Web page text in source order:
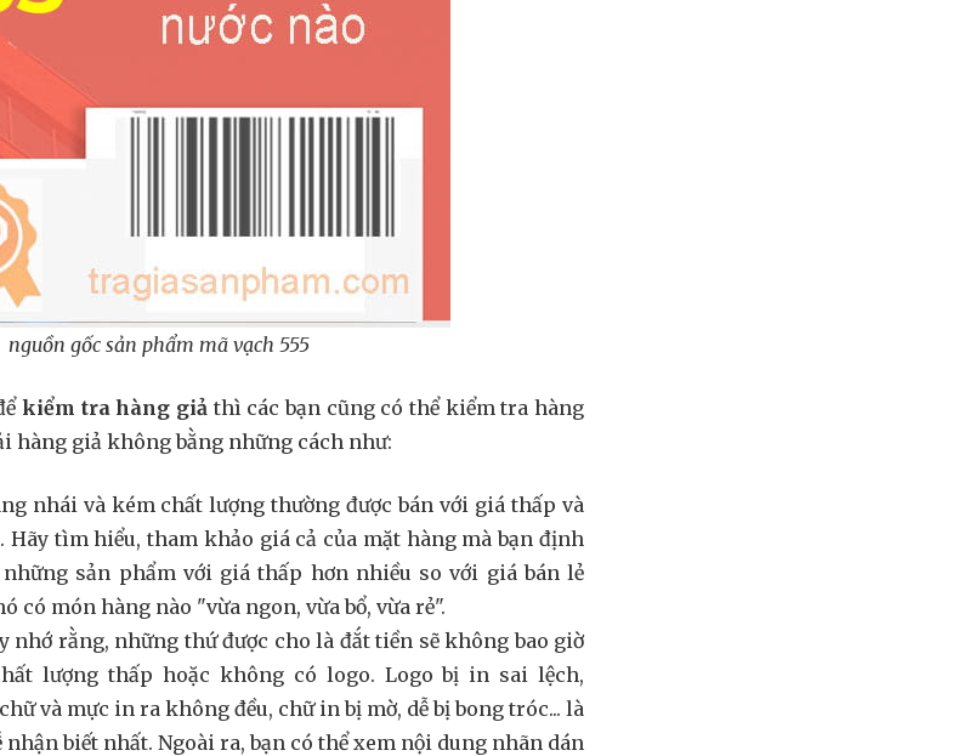
nguồn gốc sản phẩm mã vạch 555
kiểm tra hàng giả thì các bạn cũng có thể kiểm tra hàng
hàng giả không bằng những cách như:
nhái và kém chất lượng thường được bán với giá thấp và
Hãy tìm hiểu, tham khảo giá cả của mặt hàng mà bạn định
sản phẩm với giá thấp hơn nhiều so với giá bán lẻ
có món hàng nào "vừa ngon, vừa bổ, vừa rẻ".
nhớ rằng, những thứ được cho là đắt tiền sẽ không bao giờ
lượng thấp hoặc không có logo. Logo bị in sai lệch,
và mực in ra không đều, chữ in bị mờ, dễ bị bong tróc... là
nhận biết nhất. Ngoài ra, bạn có thể xem nội dung nhãn dán